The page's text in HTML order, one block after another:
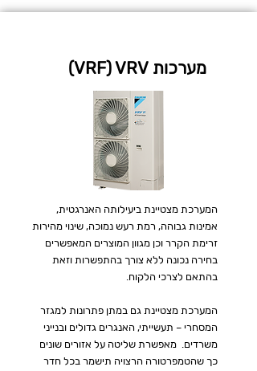
מערכות VRF) VRV)
המערכת מצטיינת ביעילותה האנרגטית,
אמינות גבוהה, רמת רעש נמוכה, שינוי מהירות
זרימת הקרר וכן מגוון המוצרים המאפשרים
בחירה נכונה ללא צורך בהתפשרות וזאת
בהתאם לצרכי הלקוח.
המערכת מצטיינת גם במתן פתרונות למגזר
המסחרי – תעשייתי, האנגרים גדולים ובנייני
משרדים. מאפשרת שליטה על אזורים שונים
כך שהטמפרטורה הרצויה תישמר בכל חדר